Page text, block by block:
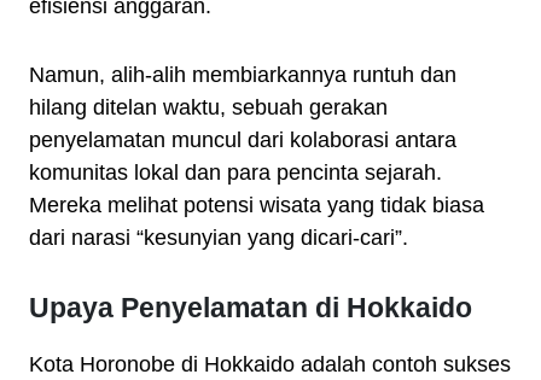
efisiensi anggaran.
Namun, alih-alih membiarkannya runtuh dan
hilang ditelan waktu, sebuah gerakan
penyelamatan muncul dari kolaborasi antara
komunitas lokal dan para pencinta sejarah.
Mereka melihat potensi wisata yang tidak biasa
dari narasi “kesunyian yang dicari-cari”.
Upaya Penyelamatan di Hokkaido
Kota Horonobe di Hokkaido adalah contoh sukses